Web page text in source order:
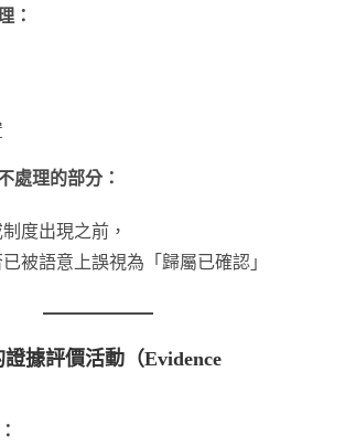
：
處理的部分：
度出現之前，
被語意上誤視為「歸屬已確認」
據評價活動（Evidence